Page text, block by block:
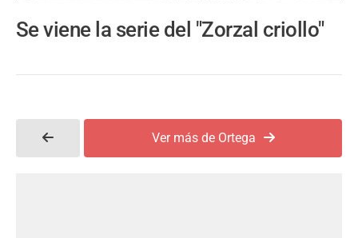
Se viene la serie del "Zorzal criollo"
Ver más de Ortega